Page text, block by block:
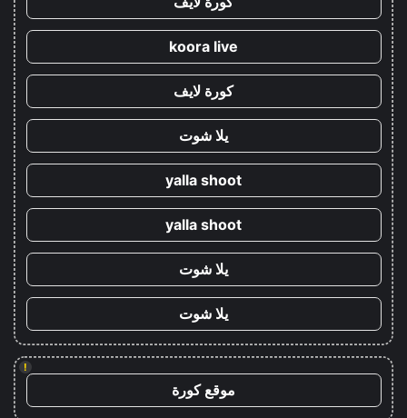
koora live
كورة لايف
يلا شوت
yalla shoot
yalla shoot
يلا شوت
يلا شوت
!
موقع كورة